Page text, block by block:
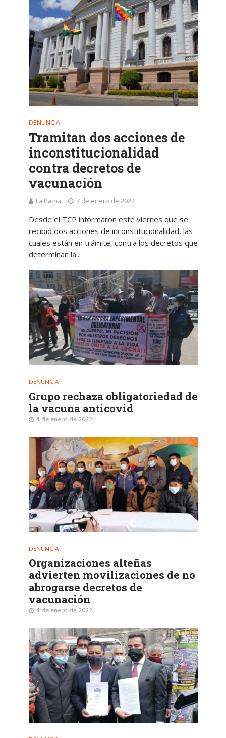
DENUNCIA
Tramitan dos acciones de
inconstitucionalidad
contra decretos de
vacunación
La Patria 7 de enero de 2022
Desde el TCP informaron este viernes que se
recibió dos acciones de inconstitucionalidad, las
cuales están en trámite, contra los decretos que
determinan la...
DENUNCIA
Grupo rechaza obligatoriedad de
la vacuna anticovid
4 de enero de 2022
DENUNCIA
Organizaciones alteñas
advierten movilizaciones de no
abrogarse decretos de
vacunación
4 de enero de 2022